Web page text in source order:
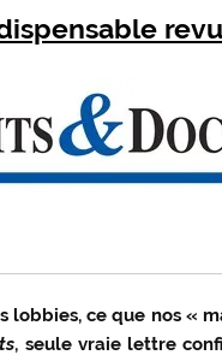
lobbies, ce que nos «
, seule vraie lettre